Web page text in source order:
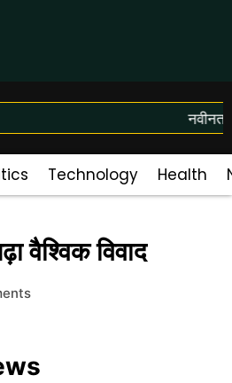
Technology Health
वैश्विक विवाद